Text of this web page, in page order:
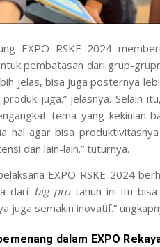
EXPO RSKE 2024
pembatasan dari grup-
jelas, bisa juga posternya
juga.” jelasnya. Selain
tema yang kekinian
hal agar bisa
dan lain-lain.” tuturnya.
EXPO RSKE 2024
dari big protahun ini itu bisa
juga semakin inovatif.”
dalam EXPO